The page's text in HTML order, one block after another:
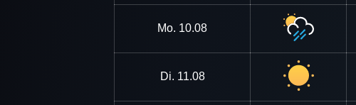
Mo. 10.08
Di. 11.08